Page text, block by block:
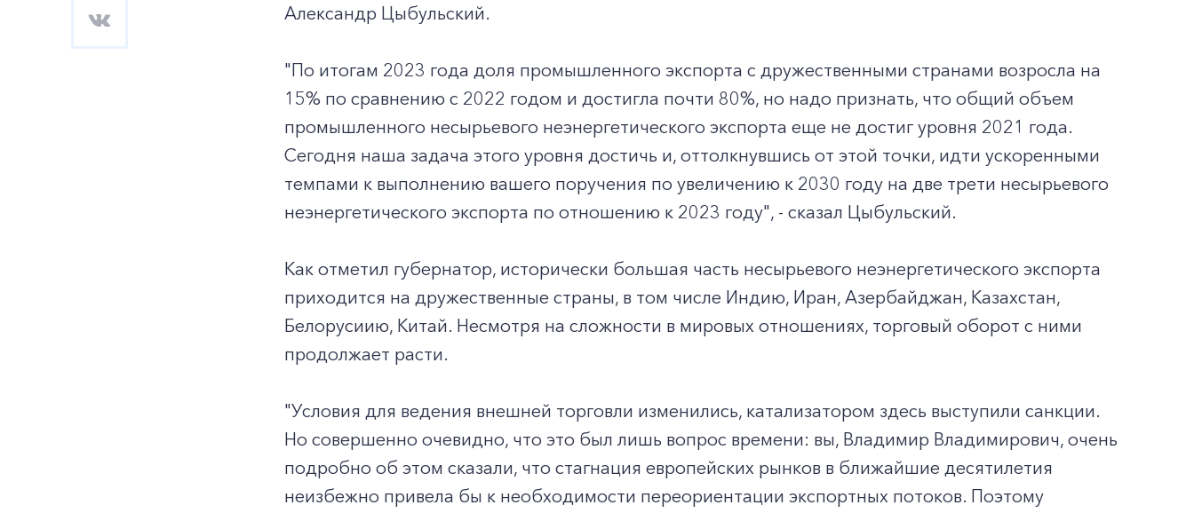
Александр Цыбульский.
"По итогам 2023 года доля промышленного экспорта с дружественными странами возросла на
15% по сравнению с 2022 годом и достигла почти 80%, но надо признать, что общий объем
промышленного несырьевого неэнергетического экспорта еще не достиг уровня 2021 года.
Сегодня наша задача этого уровня достичь и, оттолкнувшись от этой точки, идти ускоренными
темпами к выполнению вашего поручения по увеличению к 2030 году на две трети несырьевого
неэнергетического экспорта по отношению к 2023 году", - сказал Цыбульский.
Как отметил губернатор, исторически большая часть несырьевого неэнергетического экспорта
приходится на дружественные страны, в том числе Индию, Иран, Азербайджан, Казахстан,
Белорусиию, Китай. Несмотря на сложности в мировых отношениях, торговый оборот с ними
продолжает расти.
"Условия для ведения внешней торговли изменились, катализатором здесь выступили санкции.
Но совершенно очевидно, что это был лишь вопрос времени: вы, Владимир Владимирович, очень
подробно об этом сказали, что стагнация европейских рынков в ближайшие десятилетия
неизбежно привела бы к необходимости переориентации экспортных потоков. Поэтому